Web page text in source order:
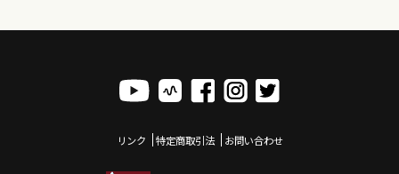
リンク 特定商取引法 お問い合わせ